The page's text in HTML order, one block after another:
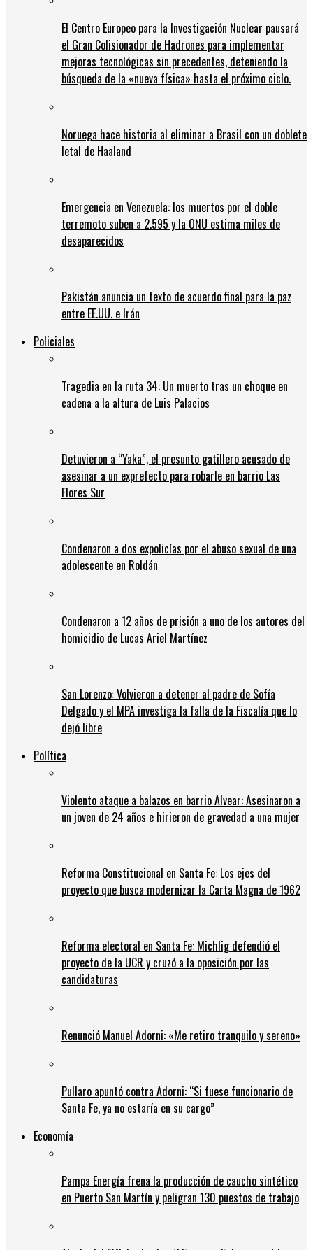
El Centro Europeo para la Investigación Nuclear pausará
el Gran Colisionador de Hadrones para implementar
mejoras tecnológicas sin precedentes, deteniendo la
búsqueda de la «nueva física» hasta el próximo ciclo.
Noruega hace historia al eliminar a Brasil con un doblete
letal de Haaland
Emergencia en Venezuela: los muertos por el doble
terremoto suben a 2.595 y la ONU estima miles de
desaparecidos
Pakistán anuncia un texto de acuerdo final para la paz
entre EE.UU. e Irán
Policiales
Tragedia en la ruta 34: Un muerto tras un choque en
cadena a la altura de Luis Palacios
Detuvieron a “Yaka”, el presunto gatillero acusado de
asesinar a un exprefecto para robarle en barrio Las
Flores Sur
Condenaron a dos expolicías por el abuso sexual de una
adolescente en Roldán
Condenaron a 12 años de prisión a uno de los autores del
homicidio de Lucas Ariel Martínez
San Lorenzo: Volvieron a detener al padre de Sofía
Delgado y el MPA investiga la falla de la Fiscalía que lo
dejó libre
Política
Violento ataque a balazos en barrio Alvear: Asesinaron a
un joven de 24 años e hirieron de gravedad a una mujer
Reforma Constitucional en Santa Fe: Los ejes del
proyecto que busca modernizar la Carta Magna de 1962
Reforma electoral en Santa Fe: Michlig defendió el
proyecto de la UCR y cruzó a la oposición por las
candidaturas
Renunció Manuel Adorni: «Me retiro tranquilo y sereno»
Pullaro apuntó contra Adorni: “Si fuese funcionario de
Santa Fe, ya no estaría en su cargo”
Economía
Pampa Energía frena la producción de caucho sintético
en Puerto San Martín y peligran 130 puestos de trabajo